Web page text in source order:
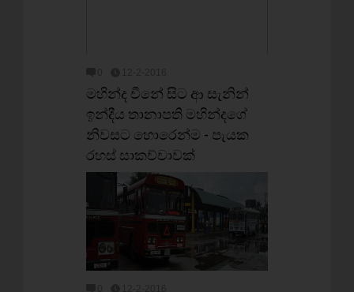
මහින්ද චීනේ සිට ආ සැනින්
ඉන්දීය තානාපති මහින්දගේ
නිවසට හොරෙන්ම - පැයක
රහස් සාකච්චාවක්